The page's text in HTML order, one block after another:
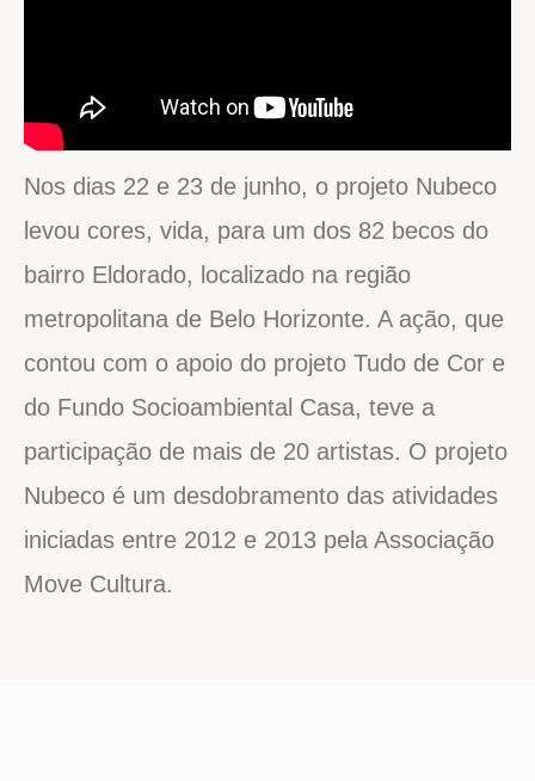
Nos dias 22 e 23 de junho, o projeto Nubeco
levou cores, vida, para um dos 82 becos do
bairro Eldorado, localizado na região
metropolitana de Belo Horizonte. A ação, que
contou com o apoio do projeto Tudo de Cor e
do Fundo Socioambiental Casa, teve a
participação de mais de 20 artistas. O projeto
Nubeco é um desdobramento das atividades
iniciadas entre 2012 e 2013 pela Associação
Move Cultura.